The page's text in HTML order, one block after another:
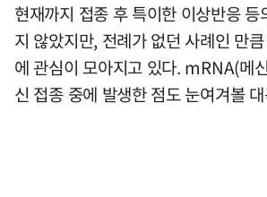
현재까지 접종 후 특이한 이상반응
지 않았지만, 전례가 없던 사례인 만
에 관심이 모아지고 있다. mRNA(메
신 접종 중에 발생한 점도 눈여겨볼